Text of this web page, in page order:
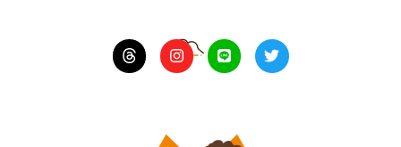
I
n
s
L
i
n
T
w
i